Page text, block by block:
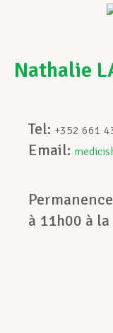
Nathalie
Tel: +352 661
Email:
à 11h00 à